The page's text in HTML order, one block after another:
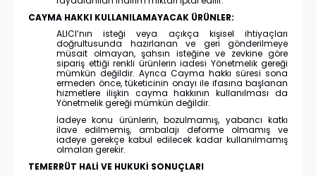
CAYMA HAKKI KULLANILAMAYACAK ÜRÜNLER:
ALICI’nın isteği veya açıkça kişisel ihtiyaçları
doğrultusunda hazırlanan ve geri gönderilmeye
müsait olmayan, şahsın isteğine ve zevkine göre
sipariş ettiği renkli ürünlerin iadesi Yönetmelik gereği
mümkün değildir. Ayrıca Cayma hakkı süresi sona
ermeden önce, tüketicinin onayı ile ifasına başlanan
hizmetlere ilişkin cayma hakkının kullanılması da
Yönetmelik gereği mümkün değildir.
İadeye konu ürünlerin, bozulmamış, yabancı katkı
ilave edilmemiş, ambalajı deforme olmamış ve
iadeye gerekçe kabul edilecek kadar kullanılmamış
olmaları gerekir.
TEMERRÜT HALİ VE HUKUKİ SONUÇLARI